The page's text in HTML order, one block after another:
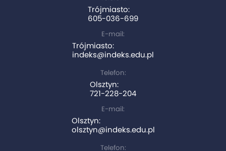
Trójmiasto:
605-036-699
E-mail:
Trójmiasto:
indeks@indeks.edu.pl
Telefon:
Olsztyn:
721-228-204
E-mail:
Olsztyn:
olsztyn@indeks.edu.pl
Telefon: